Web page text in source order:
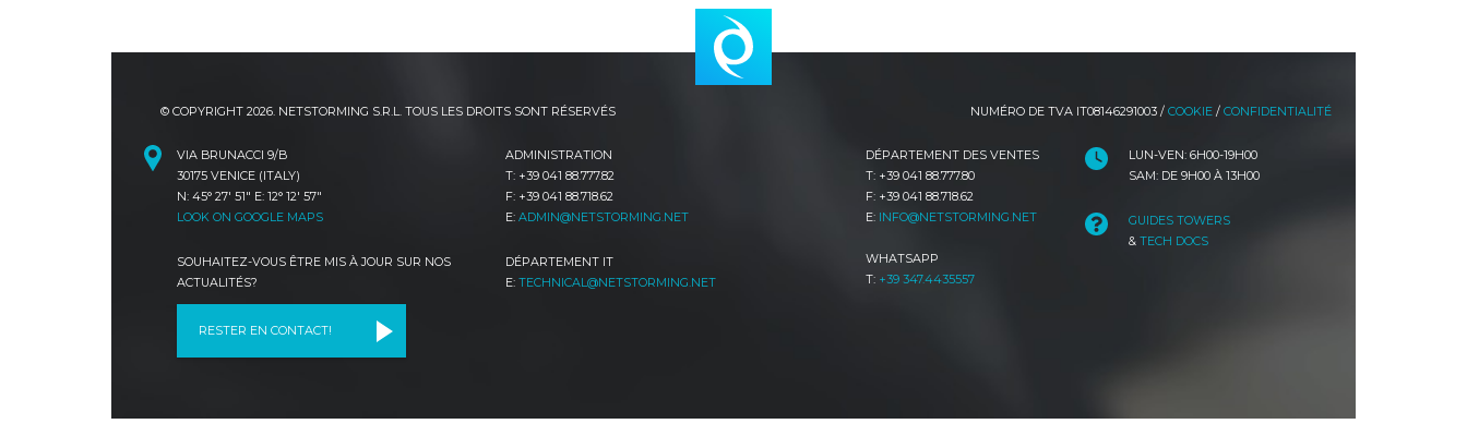
© COPYRIGHT 2026. NETSTORMING S.R.L. TOUS LES DROITS SONT RÉSERVÉS NUMÉRO DE TVA IT08146291003 / COOKIE/ CONFIDENTIALITÉ
VIA BRUNACCI 9/B
30175 VENICE (ITALY)
N: 45° 27' 51" E: 12° 12' 57"
LOOK ON GOOGLE MAPS
SOUHAITEZ-VOUS ÊTRE MIS À JOUR SUR NOS
ACTUALITÉS?
RESTER EN CONTACT!
ADMINISTRATION
T: +39 041 88.777.82
F: +39 041 88.718.62
E: ADMIN@NETSTORMING.NET
DÉPARTEMENT IT
E: TECHNICAL@NETSTORMING.NET
DÉPARTEMENT DES VENTES
T: +39 041 88.777.80
F: +39 041 88.718.62
E: INFO@NETSTORMING.NET
WHATSAPP
T: +39 347.4435557
LUN-VEN: 6H00-19H00
SAM: DE 9H00 À 13H00
GUIDES TOWERS
&TECH DOCS